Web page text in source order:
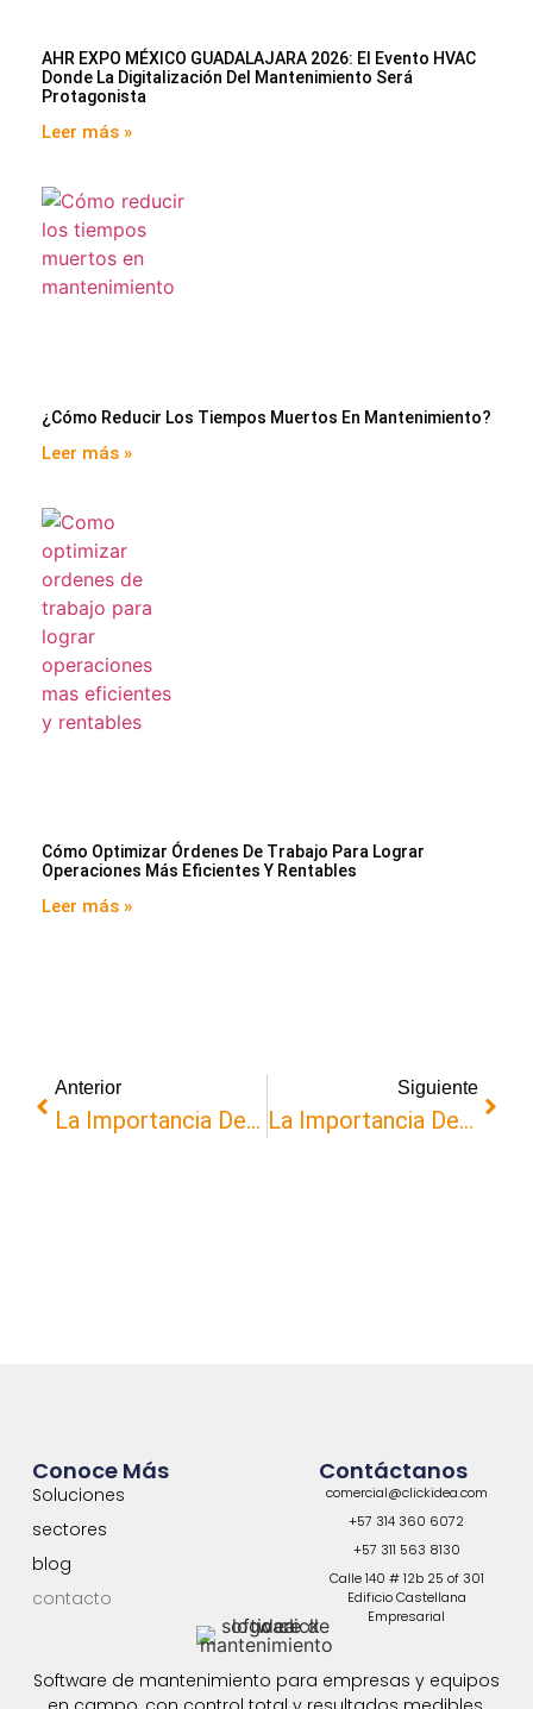
AHR EXPO MÉXICO GUADALAJARA 2026: El Evento HVAC
Donde La Digitalización Del Mantenimiento Será
Protagonista
Leer más »
¿Cómo Reducir Los Tiempos Muertos En Mantenimiento?
Leer más »
Cómo Optimizar Órdenes De Trabajo Para Lograr
Operaciones Más Eficientes Y Rentables
Leer más »
Anterior
La Importancia De La Gestión De Activos En Clínicas Y Hospitales
Siguiente
La Importancia Del Mantenimiento De Redes Contra Incendios
Software de mantenimiento para empresas y equipos
Conoce Más
Soluciones
sectores
blog
contacto
Contáctanos
comercial@clickidea.com
+57 314 360 6072
+57 311 563 8130
Calle 140 # 12b 25 of 301
Edificio Castellana
Empresarial